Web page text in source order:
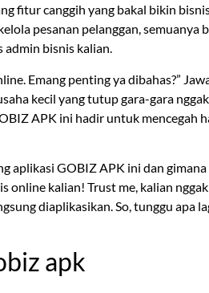
fitur canggih yang bakal bikin
pesanan pelanggan, semuanya
admin bisnis kalian.
Emang penting ya dibahas?”
kecil yang tutup gara-gara
APK ini hadir untuk mencegah
aplikasi GOBIZ APK ini dan gimana
kalian! Trust me, kalian
diaplikasikan. So, tunggu apa
apk